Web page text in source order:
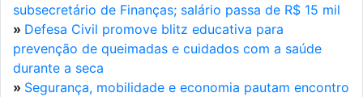
subsecretário de Finanças; salário passa de R$ 15 mil
» Defesa Civil promove blitz educativa para
prevenção de queimadas e cuidados com a saúde
durante a seca
» Segurança, mobilidade e economia pautam encontro